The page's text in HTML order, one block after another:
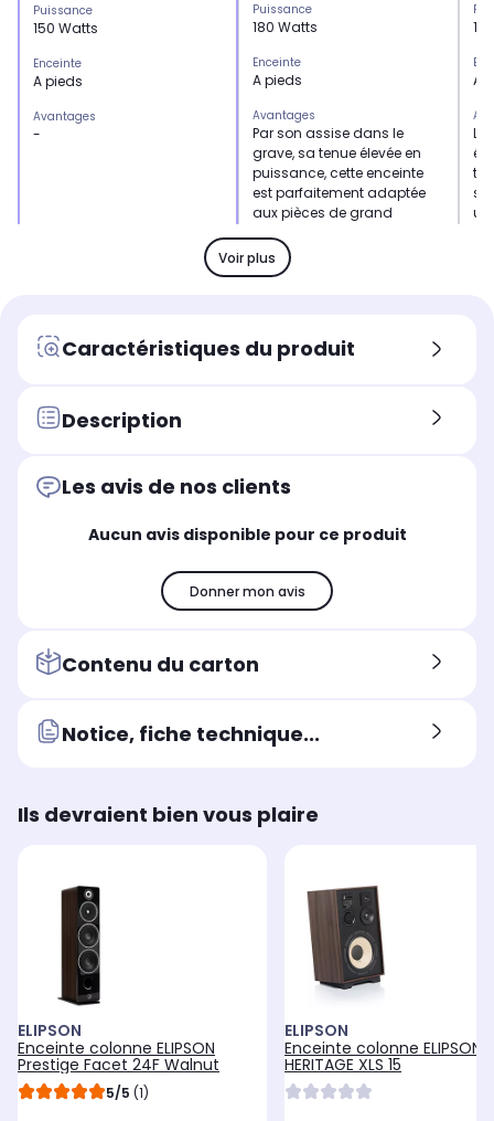
Puissance
150 Watts
Enceinte
A pieds
Avantages
-
Puissance
150 Watts
38 - 25 000 Hz
Puissance
180 Watts
Enceinte
A pieds
Avantages
Par son assise dans le
grave, sa tenue élevée en
puissance, cette enceinte
est parfaitement adaptée
aux pièces de grand
volume (supérieures à 30
m2).
Puissance
180 Watts
A
Voir plus
Caractéristiques du produit
Description
Les avis de nos clients
Aucun avis disponible pour ce produit
Donner mon avis
Contenu du carton
Notice, fiche technique...
Ils devraient bien vous plaire
ELIPSON
Enceinte colonne ELIPSON
Prestige Facet 24F Walnut
5/5 (1)
ELIPSON
Enceinte colonne ELIPSON
HERITAGE XLS 15